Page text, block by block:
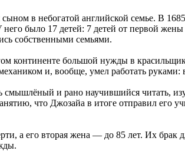
в небогатой английской семье. В
было 17 детей: 7 детей от первой
собственными семьями.
континенте большой нужды в
и, вообще, умел работать руками:
и рано научившийся читать,
что Джозайа в итоге отправил его
а его вторая жена — до 85 лет. Их брак